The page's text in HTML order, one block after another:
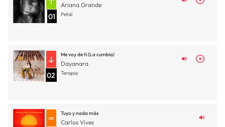
01
Ariana Grande
Petal
02
Me voy de ti (La cumbia)
Dayanara
Terapia
Tuyo y nada más
Carlos Vives